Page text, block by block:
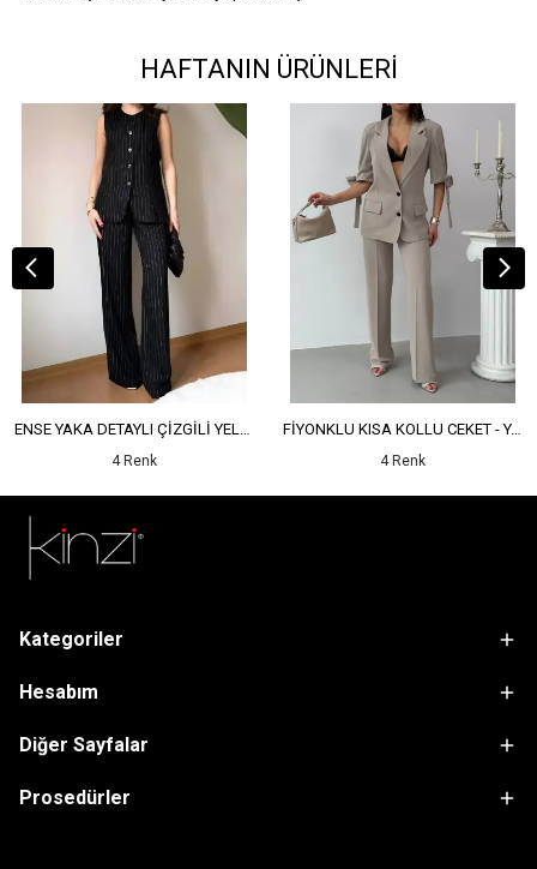
HAFTANIN ÜRÜNLERİ
ENSE YAKA DETAYLI ÇİZGİLİ YELEK - YÜKSEK BEL DETAYLI ÇİZGİLİ PANTOLON
4 Renk
FİYONKLU KISA KOLLU CEKET - YÜKSEK BEL SALAŞ PANTOLON
4 Renk
Kategoriler
Hesabım
Diğer Sayfalar
Prosedürler